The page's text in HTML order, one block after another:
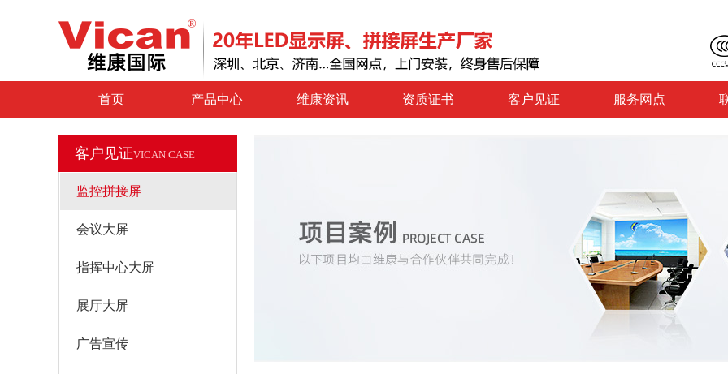
首页 产品中心 维康资讯 资质证书 客户见证 服务网点
客户见证VICAN CASE
监控拼接屏
会议大屏
指挥中心大屏
展厅大屏
广告宣传